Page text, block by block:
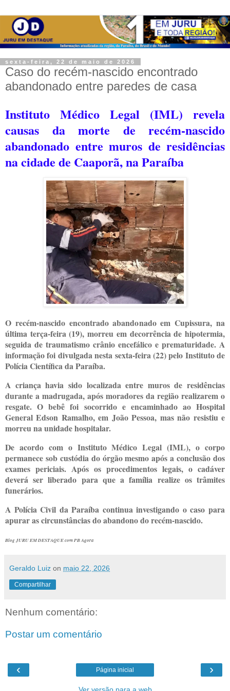
sexta-feira, 22 de maio de 2026
Caso do recém-nascido encontrado
abandonado entre paredes de casa
Instituto Médico Legal (IML) revela
causas da morte de recém-nascido
abandonado entre muros de residências
na cidade de Caaporã, na Paraíba
O recém-nascido encontrado abandonado em Cupissura, na
última terça-feira (19), morreu em decorrência de hipotermia,
seguida de traumatismo crânio encefálico e prematuridade. A
informação foi divulgada nesta sexta-feira (22) pelo Instituto de
Polícia Científica da Paraíba.
A criança havia sido localizada entre muros de residências
durante a madrugada, após moradores da região realizarem o
resgate. O bebê foi socorrido e encaminhado ao Hospital
General Edson Ramalho, em João Pessoa, mas não resistiu e
morreu na unidade hospitalar.
De acordo com o Instituto Médico Legal (IML), o corpo
permanece sob custódia do órgão mesmo após a conclusão dos
exames periciais. Após os procedimentos legais, o cadáver
deverá ser liberado para que a família realize os trâmites
funerários.
A Polícia Civil da Paraíba continua investigando o caso para
apurar as circunstâncias do abandono do recém-nascido.
Blog JURU EM DESTAQUE com PB Agora
Geraldo Luiz on maio 22, 2026
Compartilhar
Nenhum comentário:
Postar um comentário
‹ ›
Página inicial
Ver versão para a web